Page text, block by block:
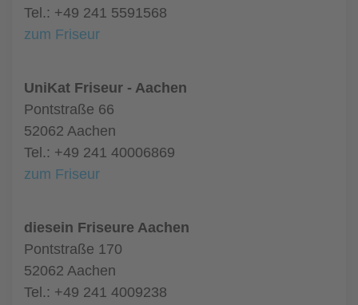
Tel.: +49 241 5591568
zum Friseur
UniKat Friseur - Aachen
Pontstraße 66
52062 Aachen
Tel.: +49 241 40006869
zum Friseur
diesein Friseure Aachen
Pontstraße 170
52062 Aachen
Tel.: +49 241 4009238